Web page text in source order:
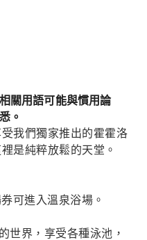
關用語可能與慣用論
。
我們獨家推出的霍霍洛
是純粹放鬆的天堂。
可進入溫泉浴場。
世界，享受各種泳池，